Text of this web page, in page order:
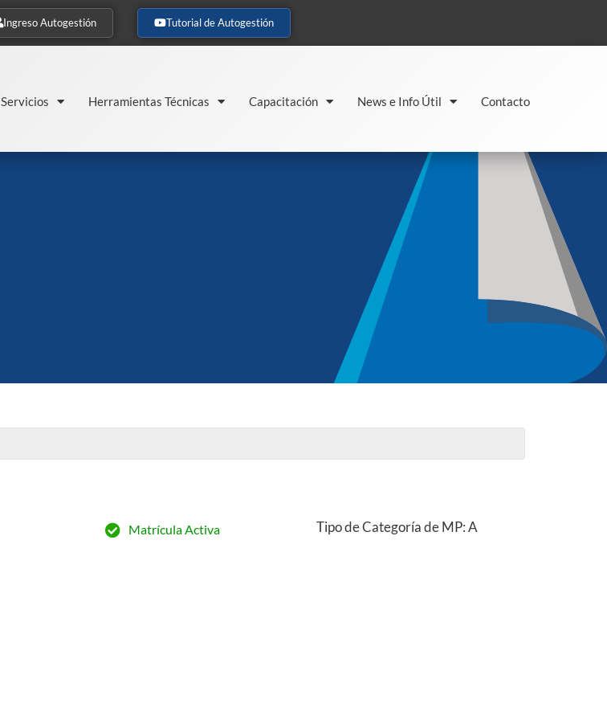
Ingreso Autogestión Tutorial de Autogestión
Servicios Herramientas Técnicas Capacitación News e Info Útil Contacto
Matrícula Activa Tipo de Categoría de MP: A